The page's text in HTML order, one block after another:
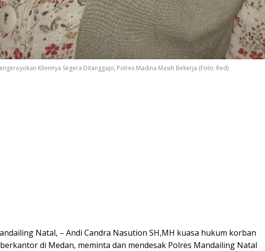
Kliennya Segera Ditanggapi, Polres Madina Masih Bekerja (Foto: Red)
Natal, – Andi Candra Nasution SH,MH kuasa hukum korban
di Medan, meminta dan mendesak Polres Mandailing Natal